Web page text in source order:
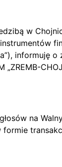
w
informuję
na